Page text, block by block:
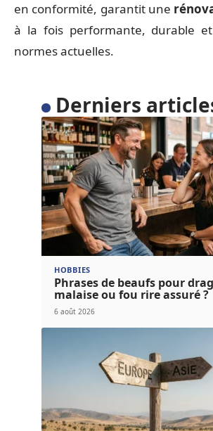
en conformité, garantit une
à la fois performante, durable
normes actuelles.
Derniers
HOBBIES
Phrases de beaufs pour
malaise ou fou rire assuré ?
6 août 2026